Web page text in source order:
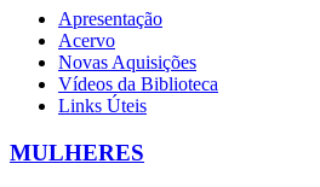
Apresentação
Acervo
Novas Aquisições
Vídeos da Biblioteca
Links Úteis
MULHERES